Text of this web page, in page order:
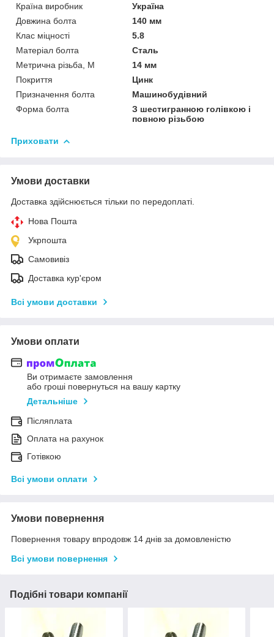
Країна виробник
Україна
Довжина болта
140 мм
Клас міцності
5.8
Матеріал болта
Сталь
Метрична різьба, М
14 мм
Покриття
Цинк
Призначення болта
Машинобудівний
Форма болта
З шестигранною голівкою і
повною різьбою
Приховати
Умови доставки
Доставка здійснюється тільки по передоплаті.
Нова Пошта
Укрпошта
Самовивіз
Доставка кур'єром
Всі умови доставки
Умови оплати
Ви отримаєте замовлення
або гроші повернуться на вашу картку
Детальніше
Післяплата
Оплата на рахунок
Готівкою
Всі умови оплати
Умови повернення
Повернення товару впродовж 14 днів за домовленістю
Всі умови повернення
Подібні товари компанії